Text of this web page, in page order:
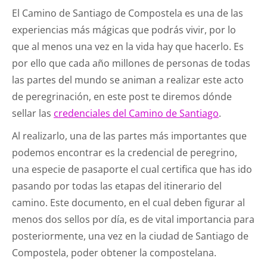
El Camino de Santiago de Compostela es una de las
experiencias más mágicas que podrás vivir, por lo
que al menos una vez en la vida hay que hacerlo. Es
por ello que cada año millones de personas de todas
las partes del mundo se animan a realizar este acto
de peregrinación, en este post te diremos dónde
sellar las credenciales del Camino de Santiago.
Al realizarlo, una de las partes más importantes que
podemos encontrar es la credencial de peregrino,
una especie de pasaporte el cual certifica que has ido
pasando por todas las etapas del itinerario del
camino. Este documento, en el cual deben figurar al
menos dos sellos por día, es de vital importancia para
posteriormente, una vez en la ciudad de Santiago de
Compostela, poder obtener la compostelana.